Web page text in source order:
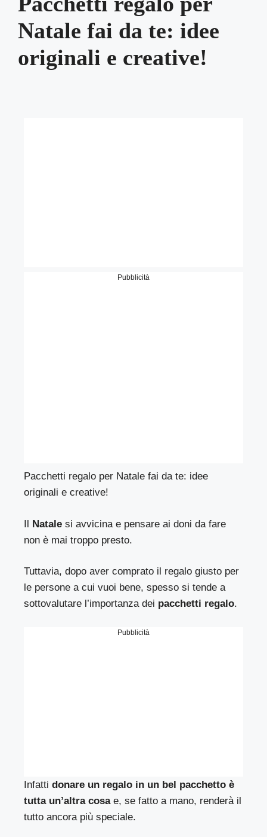
Natale fai da te: idee
originali e creative!
Pubblicità
Pacchetti regalo per Natale fai da te: idee
originali e creative!
Il Natale si avvicina e pensare ai doni da fare
non è mai troppo presto.
Tuttavia, dopo aver comprato il regalo giusto per
le persone a cui vuoi bene, spesso si tende a
sottovalutare l’importanza dei pacchetti regalo.
Pubblicità
Infatti donare un regalo in un bel pacchetto è
tutta un’altra cosae, se fatto a mano, renderà il
tutto ancora più speciale.